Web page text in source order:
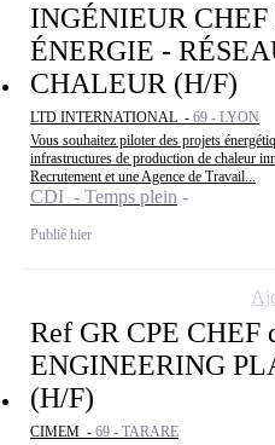
INGÉNIEUR CHEF
ÉNERGIE -
CHALEUR (H/F)
LTD INTERNATIONAL - 69 - LYON
Vous souhaitez piloter des projets
infrastructures de production de chaleur
Recrutement et une Agence de Travail...
CDI - Temps plein
Publié hier
Ref GR CPE CHEF
ENGINEERING
(H/F)
CIMEM - 69 - TARARE